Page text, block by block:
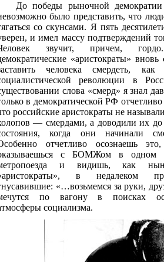
До победы рыночной
было представить, что
со скунсами. Я пять
и имел массу подтверждений
звучит, причем,
«аристократы» вновь
человека смердеть,
революции в
слова «смерд» я знал
в демократической РФ
российские аристократы не
— смердами, а доводили их до
когда они начинали
отчетливо осознаешь это,
с БОМЖом в одном
и видишь, как
в недалеком
«…возьмемся за руки,
по вагону в поисках
социализма.